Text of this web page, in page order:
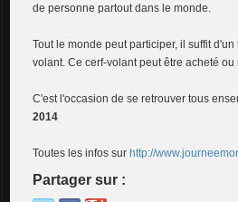
de personne partout dans le monde.
Tout le monde peut participer, il suffit
volant. Ce cerf-volant peut être acheté
C'est l'occasion de se retrouver tous
2014
Toutes les infos surhttp://
Partager sur :